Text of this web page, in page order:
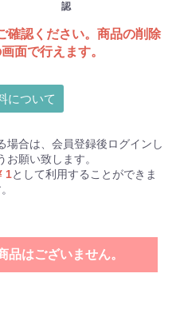
認
確認ください。商品の削除
面で行えます。
について
場合は、会員登録後ログインし
お願い致します。
1として利用することができま
品はございません。